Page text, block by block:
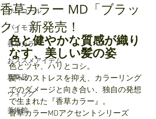
サンコール
パイモア
香草カラー
おススメアイテム
新商品
ウィッグ
美術館
香草カラー MD「ブラッ
ク」 新発売！
色と健やかな質感が織り
なす、美しい髪の姿
色とツヤ、ハリとコシ。
髪へのストレスを抑え、カラーリング
でのダメージと向き合い、独自の発想
で生まれた『香草カラー』。
香草カラーMDアクセントシリーズ